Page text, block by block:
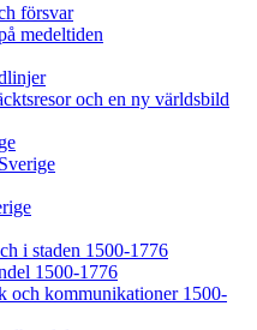
försvar
medeltiden
och en ny världsbild
i staden 1500-1776
1500-1776
och kommunikationer 1500-